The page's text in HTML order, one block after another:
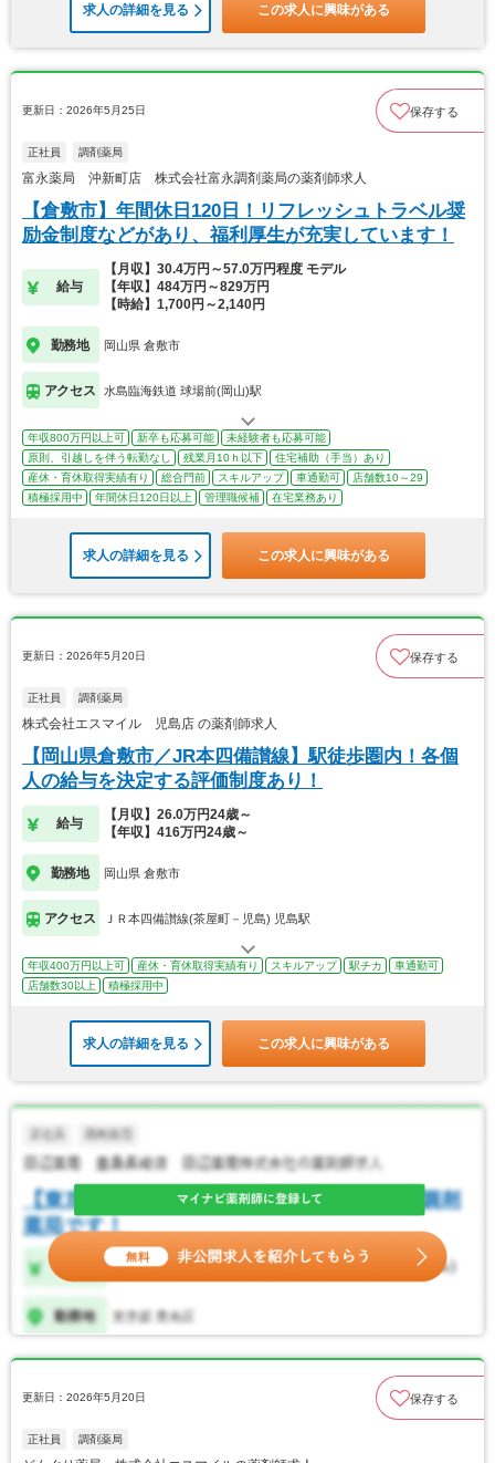
求人の詳細を見る この求人に興味がある
更新日：2026年5月25日 保存する
正社員 調剤薬局
富永薬局 沖新町店 株式会社富永調剤薬局の薬剤師求人
【倉敷市】年間休日120日！リフレッシュトラベル奨
励金制度などがあり、福利厚生が充実しています！
給与
【月収】30.4万円～57.0万円程度 モデル
【年収】484万円～829万円
【時給】1,700円～2,140円
勤務地 岡山県 倉敷市
アクセス 水島臨海鉄道 球場前(岡山)駅
年収800万円以上可 新卒も応募可能
未経験者も応募可能
原則、引越しを伴う転勤なし
残業月10ｈ以下
住宅補助（手当）あり
産休・育休取得実績有り
総合門前 スキルアップ 車通勤可
店舗数10～29
積極採用中
年間休日120日以上 管理職候補 在宅業務あり
求人の詳細を見る この求人に興味がある
更新日：2026年5月20日 保存する
正社員 調剤薬局
株式会社エスマイル 児島店 の薬剤師求人
【岡山県倉敷市／JR本四備讃線】駅徒歩圏内！各個
人の給与を決定する評価制度あり！
給与
【月収】26.0万円24歳～
【年収】416万円24歳～
勤務地 岡山県 倉敷市
アクセス ＪＲ本四備讃線(茶屋町－児島) 児島駅
年収400万円以上可 産休・育休取得実績有り スキルアップ 駅チカ
車通勤可
店舗数30以上
積極採用中
求人の詳細を見る この求人に興味がある
更新日：2026年5月20日 保存する
正社員 調剤薬局